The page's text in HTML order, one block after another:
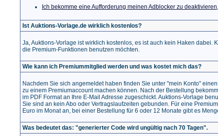
Ich bekomme eine Aufforderung meinen Adblocker zu
Ist Auktions-Vorlage.de wirklich kostenlos?
Ja, Auktions-Vorlage ist wirklich kostenlos, es ist auch kein Haken dabei.
die Premium-Funktionen benutzen möchten.
Wie kann ich Premiummitglied werden und was kostet mich das?
Nachdem Sie sich angemeldet haben finden Sie unter "mein Konto"
zu einem Premiumaccount machen können. Nach der Bestellung
im PDF Format an Ihre E-Mail Adresse zugeschickt. Auktions-Vorlage
Sie sind an kein Abo oder Vertragslaufzeiten gebunden. Für eine
Euro im Monat an, bei einer Bestellung für 6 oder 12 Monate gibt es
Was bedeutet das: "generierter Code wird ungültig nach 70 Tagen".